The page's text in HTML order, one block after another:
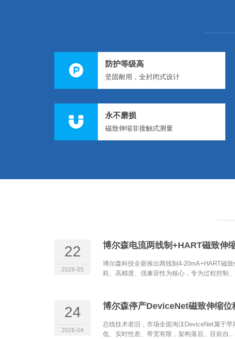
防护等级高
坚固耐用，全封闭式设计
永不磨损
磁致伸缩非接触式测量
22
2026-05
博尔森科技全新推出两线制4-20mA+HART磁
耗、高精度、强兼容性为核心，专为过程控制
24
2026-04
博尔森停产DeviceNet磁致伸缩位
总线技术老旧，市场全面淘汰DeviceNet属于
低、实时性差、带宽有限，架构落后。目前自...